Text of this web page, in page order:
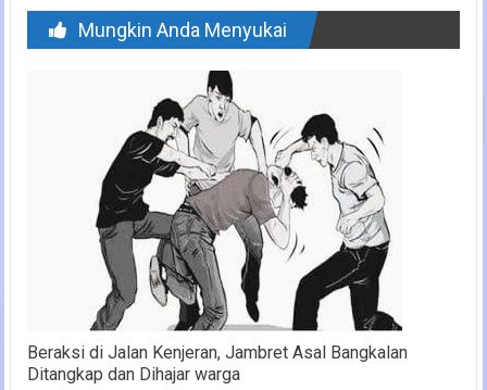
Mungkin Anda Menyukai
Beraksi di Jalan Kenjeran, Jambret Asal Bangkalan
Ditangkap dan Dihajar warga